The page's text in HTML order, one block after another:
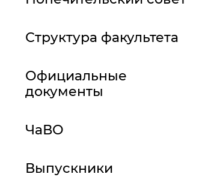
Структура факультета
Официальные
документы
ЧаВО
Выпускники